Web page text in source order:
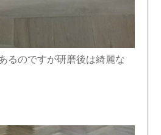
るのですが研磨後は綺麗な